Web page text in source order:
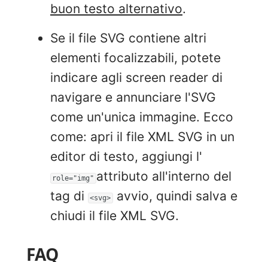
buon testo alternativo.
Se il file SVG contiene altri
elementi focalizzabili, potete
indicare agli screen reader di
navigare e annunciare l'SVG
come un'unica immagine. Ecco
come: apri il file XML SVG in un
editor di testo, aggiungi l'
role="img" attributo all'interno del
tag di
<svg> avvio, quindi salva e
chiudi il file XML SVG.
FAQ